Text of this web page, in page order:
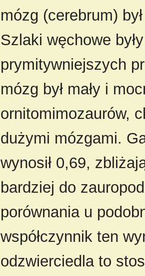
mózg (cerebrum)
Szlaki węchowe
prymitywniejszych
mózg był mały i
ornitomimozaurów,
dużymi mózgami.
wynosił 0,69,
bardziej do
porównania u
współczynnik ten
odzwierciedla to